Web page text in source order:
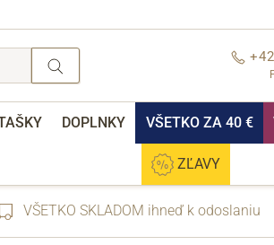
DOPLNKY VŠETKO ZA 40 €
ZĽAVY
VŠETKO SKLADOM ihneď k odoslaniu